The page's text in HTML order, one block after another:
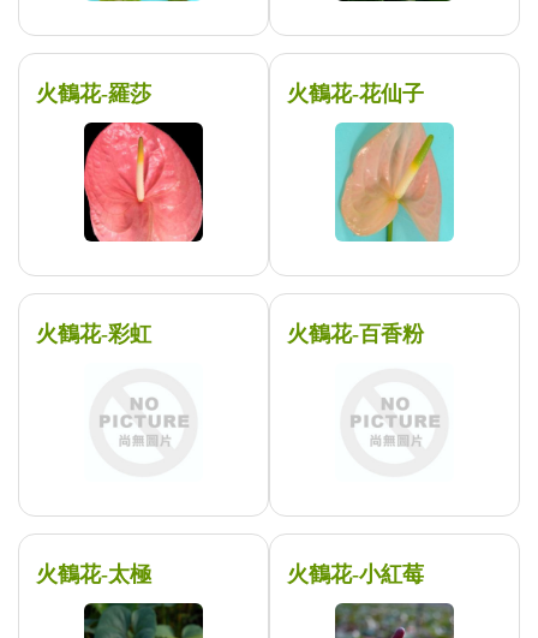
火鶴花-羅莎 火鶴花-花仙子
火鶴花-彩虹 火鶴花-百香粉
火鶴花-太極 火鶴花-小紅莓